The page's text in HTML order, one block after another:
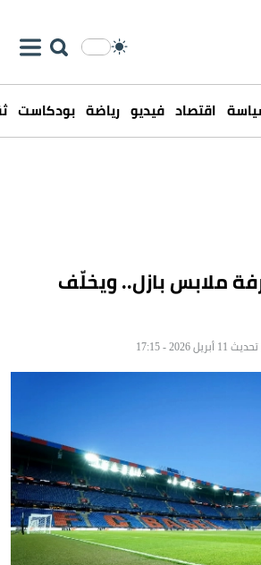
اقتصاد فيديو رياضة بودكاست
ملابس بازل.. ويخلّف